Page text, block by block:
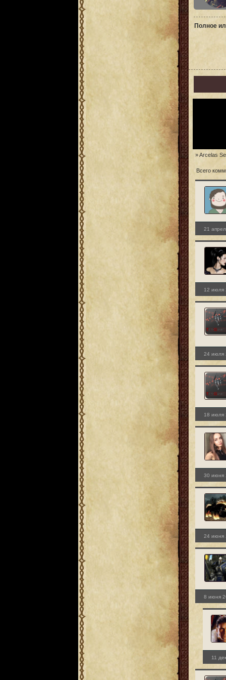
Полное
» Arcelas
Всего
21
12 июля
24 июля
18 июля
30 июня
24 июня
8 июня
11